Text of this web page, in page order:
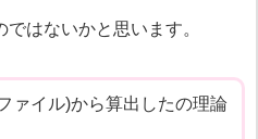
はないかと思います。
ァイル)から算出したの理論